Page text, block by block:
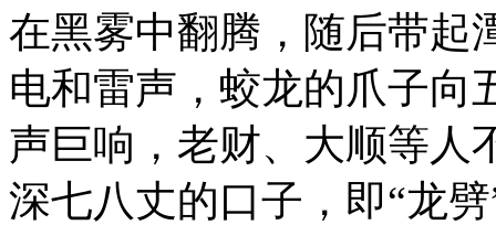
在黑雾中翻腾，随后带起
电和雷声，蛟龙的爪子向
声巨响，老财、大顺等人
深七八丈的口子，即“龙